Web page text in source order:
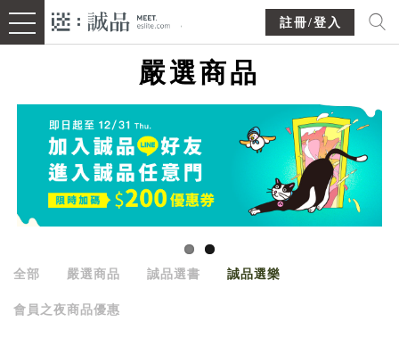
註冊/登入
嚴選商品
全部 嚴選商品 誠品選書 誠品選樂
會員之夜商品優惠